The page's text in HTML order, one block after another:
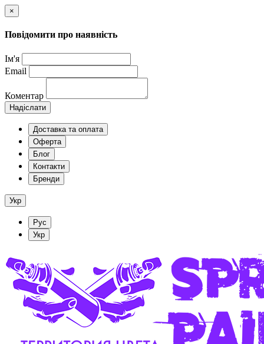
×
Повідомити про наявність
Ім'я
Email
Коментар
Надіслати
Доставка та оплата
Оферта
Блог
Контакти
Бренди
Укр
Рус
Укр